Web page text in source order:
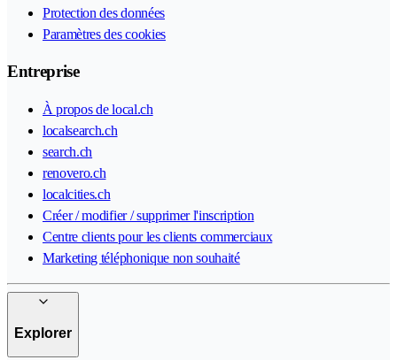
Protection des données
Paramètres des cookies
Entreprise
À propos de local.ch
localsearch.ch
search.ch
renovero.ch
localcities.ch
Créer / modifier / supprimer l'inscription
Centre clients pour les clients commerciaux
Marketing téléphonique non souhaité
Explorer